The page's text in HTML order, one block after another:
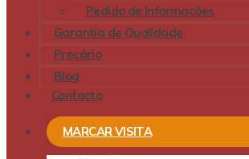
Pedido de Informações
Garantia de Qualidade
Preçário
Blog
Contacto
MARCAR VISITA